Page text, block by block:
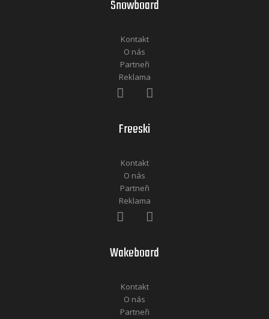
Snowboard
Kontakt
O nás
Partneři
Reklama
Freeski
Kontakt
O nás
Partneři
Reklama
Wakeboard
Kontakt
O nás
Partneři